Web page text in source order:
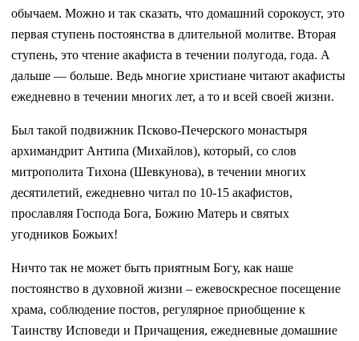
обычаем. Можно и так сказать, что домашний сорокоуст, это
первая ступень постоянства в длительной молитве. Вторая
ступень, это чтение акафиста в течении полугода, года. А
дальше — больше. Ведь многие христиане читают акафисты
ежедневно в течении многих лет, а то и всей своей жизни.
Был такой подвижник Псково-Печерского монастыря
архимандрит Антипа (Михайлов), который, со слов
митрополита Тихона (Шевкунова), в течении многих
десятилетий, ежедневно читал по 10-15 акафистов,
прославляя Господа Бога, Божию Матерь и святых
угодников Божьих!
Ничто так не может быть приятным Богу, как наше
постоянство в духовной жизни – ежевоскресное посещение
храма, соблюдение постов, регулярное приобщение к
Таинству Исповеди и Причащения, ежедневные домашние